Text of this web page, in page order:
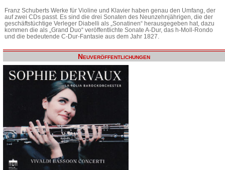
Franz Schuberts Werke für Violine und Klavier haben genau den Umfang, der
auf zwei CDs passt. Es sind die drei Sonaten des Neunzehnjährigen, die der
geschäftstüchtige Verleger Diabelli als „Sonatinen“ herausgegeben hat, dazu
kommen die als „Grand Duo“ veröffentlichte Sonate A-Dur, das h-Moll-Rondo
und die bedeutende C-Dur-Fantasie aus dem Jahr 1827.
Neuveröffentlichungen